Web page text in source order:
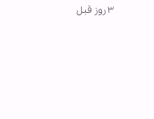
۳ روز قبل